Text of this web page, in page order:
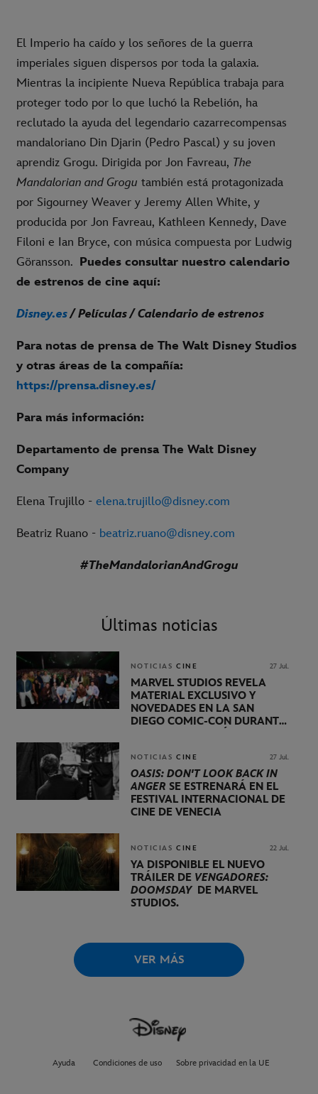
El Imperio ha caído y los señores de la guerra
imperiales siguen dispersos por toda la galaxia.
Mientras la incipiente Nueva República trabaja para
proteger todo por lo que luchó la Rebelión, ha
reclutado la ayuda del legendario cazarrecompensas
mandaloriano Din Djarin (Pedro Pascal) y su joven
aprendiz Grogu. Dirigida por Jon Favreau, The
Mandalorian and Grogu también está protagonizada
por Sigourney Weaver y Jeremy Allen White, y
producida por Jon Favreau, Kathleen Kennedy, Dave
Filoni e Ian Bryce, con música compuesta por Ludwig
Göransson. Puedes consultar nuestro calendario
de estrenos de cine aquí:
Disney.es/ Películas / Calendario de estrenos
Para notas de prensa de The Walt Disney Studios
y otras áreas de la compañía:
https://prensa.disney.es/
Para más información:
Departamento de prensa The Walt Disney
Company
Elena Trujillo - elena.trujillo@disney.com
Beatriz Ruano - beatriz.ruano@disney.com
#TheMandalorianAndGrogu
Últimas noticias
NOTICIAS CINE 27 Jul.
MARVEL STUDIOS REVELA
MATERIAL EXCLUSIVO Y
NOVEDADES EN LA SAN
DIEGO COMIC-CON DURANTE
NOTICIAS CINE 27 Jul.
OASIS: DON'T LOOK BACK IN
ANGER SE ESTRENARÁ EN EL
FESTIVAL INTERNACIONAL DE
CINE DE VENECIA
NOTICIAS CINE 22 Jul.
YA DISPONIBLE EL NUEVO
TRÁILER DE VENGADORES:
DOOMSDAYDE MARVEL
STUDIOS.
VER MÁS
Ayuda Condiciones de uso Sobre privacidad en la UE